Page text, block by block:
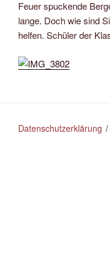
Feuer spuckende
lange. Doch wie sind
helfen. Schüler der
Datenschutzerklärung